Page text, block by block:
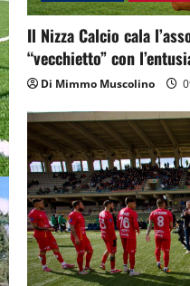
Il Nizza Calcio cala
“vecchietto” con
Di Mimmo Muscolino